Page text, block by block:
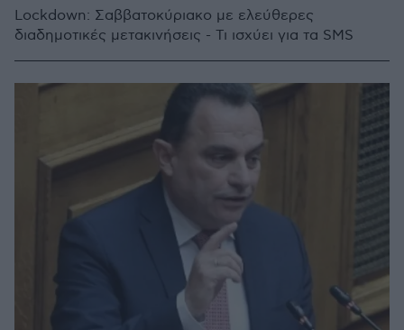
Lockdown: Σαββατοκύριακο με ελεύθερες
διαδημοτικές μετακινήσεις - Τι ισχύει για τα SMS